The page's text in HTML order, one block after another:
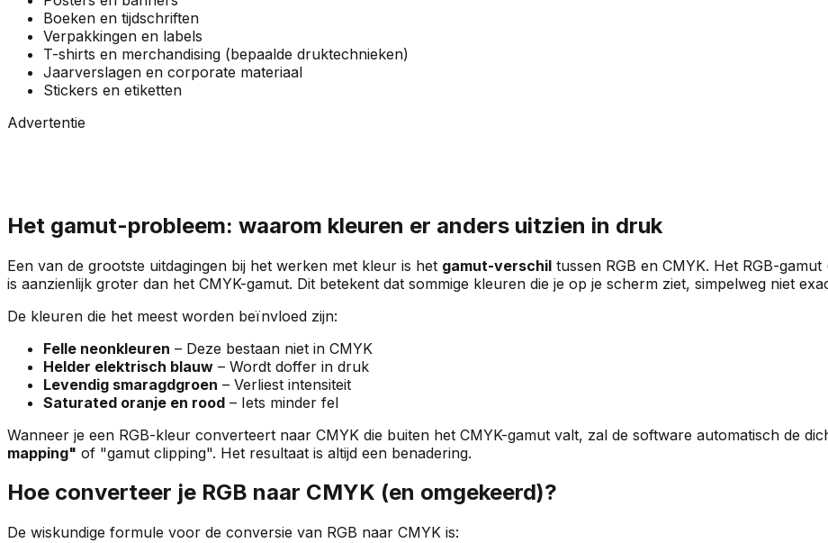
Boeken en tijdschriften
Verpakkingen en labels
T-shirts en merchandising (bepaalde druktechnieken)
Jaarverslagen en corporate materiaal
Stickers en etiketten
Advertentie
Het gamut-probleem: waarom kleuren er anders uitzien in druk
Een van de grootste uitdagingen bij het werken met kleur is het gamut-verschil tussen RGB en CMYK. Het RGB-
is aanzienlijk groter dan het CMYK-gamut. Dit betekent dat sommige kleuren die je op je scherm ziet, simpelweg niet
De kleuren die het meest worden beïnvloed zijn:
Felle neonkleuren – Deze bestaan niet in CMYK
Helder elektrisch blauw – Wordt doffer in druk
Levendig smaragdgroen – Verliest intensiteit
Saturated oranje en rood – Iets minder fel
Wanneer je een RGB-kleur converteert naar CMYK die buiten het CMYK-gamut valt, zal de software automatisch de
mapping" of "gamut clipping". Het resultaat is altijd een benadering.
Hoe converteer je RGB naar CMYK (en omgekeerd)?
De wiskundige formule voor de conversie van RGB naar CMYK is: